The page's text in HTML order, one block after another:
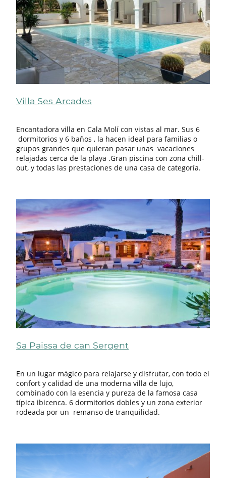
Villa Ses Arcades
Encantadora villa en Cala Molí con vistas al mar. Sus 6
dormitorios y 6 baños , la hacen ideal para familias o
grupos grandes que quieran pasar unas vacaciones
relajadas cerca de la playa .Gran piscina con zona chill-
out, y todas las prestaciones de una casa de categoría.
Sa Paissa de can Sergent
En un lugar mágico para relajarse y disfrutar, con todo el
confort y calidad de una moderna villa de lujo,
combinado con la esencia y pureza de la famosa casa
típica ibicenca. 6 dormitorios dobles y un zona exterior
rodeada por un remanso de tranquilidad.